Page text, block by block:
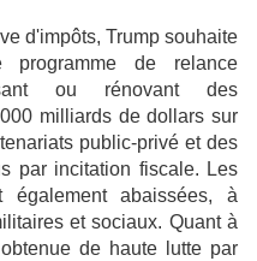
d'impôts, Trump souhaite
programme de relance
ou rénovant des
milliards de dollars sur
public-privé et des
par incitation fiscale. Les
également abaissées, à
et sociaux. Quant à
de haute lutte par